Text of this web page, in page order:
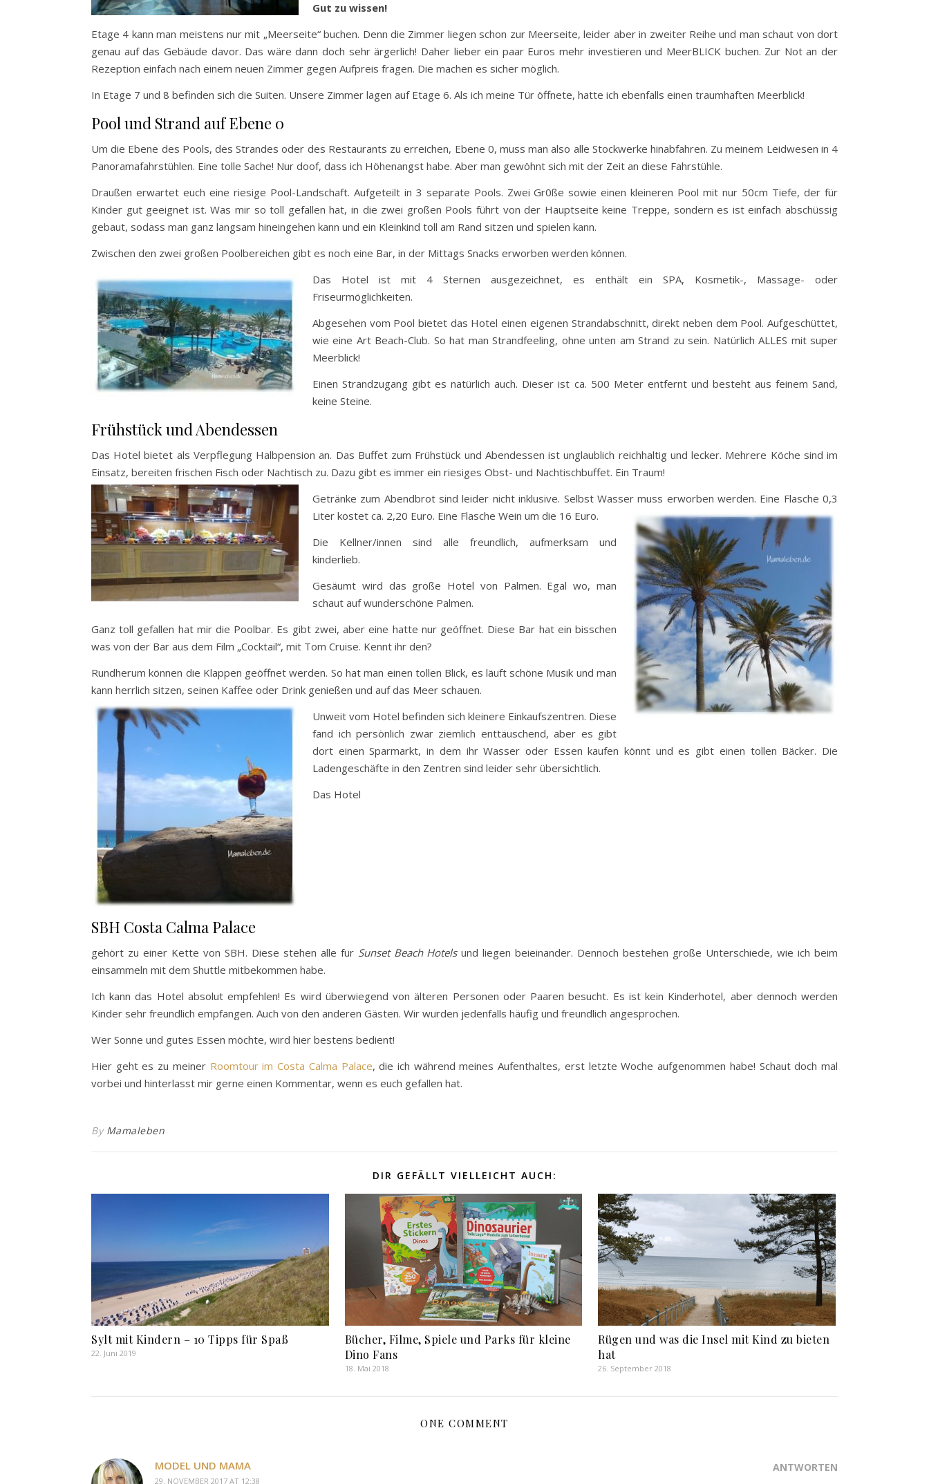
Gut zu wissen!
Etage 4 kann man meistens nur mit „Meerseite“ buchen. Denn die Zimmer liegen schon zur Meerseite, leider aber in zweiter Reihe und man schaut von dort
genau auf das Gebäude davor. Das wäre dann doch sehr ärgerlich! Daher lieber ein paar Euros mehr investieren und MeerBLICK buchen. Zur Not an der
Rezeption einfach nach einem neuen Zimmer gegen Aufpreis fragen. Die machen es sicher möglich.
In Etage 7 und 8 befinden sich die Suiten. Unsere Zimmer lagen auf Etage 6. Als ich meine Tür öffnete, hatte ich ebenfalls einen traumhaften Meerblick!
Pool und Strand auf Ebene 0
Um die Ebene des Pools, des Strandes oder des Restaurants zu erreichen, Ebene 0, muss man also alle Stockwerke hinabfahren. Zu meinem Leidwesen in 4
Panoramafahrstühlen. Eine tolle Sache! Nur doof, dass ich Höhenangst habe. Aber man gewöhnt sich mit der Zeit an diese Fahrstühle.
Draußen erwartet euch eine riesige Pool-Landschaft. Aufgeteilt in 3 separate Pools. Zwei Gr0ße sowie einen kleineren Pool mit nur 50cm Tiefe, der für
Kinder gut geeignet ist. Was mir so toll gefallen hat, in die zwei großen Pools führt von der Hauptseite keine Treppe, sondern es ist einfach abschüssig
gebaut, sodass man ganz langsam hineingehen kann und ein Kleinkind toll am Rand sitzen und spielen kann.
Zwischen den zwei großen Poolbereichen gibt es noch eine Bar, in der Mittags Snacks erworben werden können.
Das Hotel ist mit 4 Sternen ausgezeichnet, es enthält ein SPA, Kosmetik-, Massage- oder
Friseurmöglichkeiten.
Abgesehen vom Pool bietet das Hotel einen eigenen Strandabschnitt, direkt neben dem Pool. Aufgeschüttet,
wie eine Art Beach-Club. So hat man Strandfeeling, ohne unten am Strand zu sein. Natürlich ALLES mit super
Meerblick!
Einen Strandzugang gibt es natürlich auch. Dieser ist ca. 500 Meter entfernt und besteht aus feinem Sand,
keine Steine.
Frühstück und Abendessen
Das Hotel bietet als Verpflegung Halbpension an. Das Buffet zum Frühstück und Abendessen ist unglaublich reichhaltig und lecker. Mehrere Köche sind im
Einsatz, bereiten frischen Fisch oder Nachtisch zu. Dazu gibt es immer ein riesiges Obst- und Nachtischbuffet. Ein Traum!
Getränke zum Abendbrot sind leider nicht inklusive. Selbst Wasser muss erworben werden. Eine Flasche 0,3
Liter kostet ca. 2,20 Euro. Eine Flasche Wein um die 16 Euro.
Die Kellner/innen sind alle freundlich, aufmerksam und
kinderlieb.
Gesäumt wird das große Hotel von Palmen. Egal wo, man
schaut auf wunderschöne Palmen.
Ganz toll gefallen hat mir die Poolbar. Es gibt zwei, aber eine hatte nur geöffnet. Diese Bar hat ein bisschen
was von der Bar aus dem Film „Cocktail“, mit Tom Cruise. Kennt ihr den?
Rundherum können die Klappen geöffnet werden. So hat man einen tollen Blick, es läuft schöne Musik und man
kann herrlich sitzen, seinen Kaffee oder Drink genießen und auf das Meer schauen.
Unweit vom Hotel befinden sich kleinere Einkaufszentren. Diese
fand ich persönlich zwar ziemlich enttäuschend, aber es gibt
dort einen Sparmarkt, in dem ihr Wasser oder Essen kaufen könnt und es gibt einen tollen Bäcker. Die
Ladengeschäfte in den Zentren sind leider sehr übersichtlich.
Das Hotel
SBH Costa Calma Palace
gehört zu einer Kette von SBH. Diese stehen alle für Sunset Beach Hotelsund liegen beieinander. Dennoch bestehen große Unterschiede, wie ich beim
einsammeln mit dem Shuttle mitbekommen habe.
Ich kann das Hotel absolut empfehlen! Es wird überwiegend von älteren Personen oder Paaren besucht. Es ist kein Kinderhotel, aber dennoch werden
Kinder sehr freundlich empfangen. Auch von den anderen Gästen. Wir wurden jedenfalls häufig und freundlich angesprochen.
Wer Sonne und gutes Essen möchte, wird hier bestens bedient!
Hier geht es zu meiner Roomtour im Costa Calma Palace, die ich während meines Aufenthaltes, erst letzte Woche aufgenommen habe! Schaut doch mal
vorbei und hinterlasst mir gerne einen Kommentar, wenn es euch gefallen hat.
By Mamaleben
DIR GEFÄLLT VIELLEICHT AUCH:
Sylt mit Kindern – 10 Tipps für Spaß
22. Juni 2019
Bücher, Filme, Spiele und Parks für kleine
Dino Fans
18. Mai 2018
Rügen und was die Insel mit Kind zu bieten
hat
26. September 2018
ONE COMMENT
MODEL UND MAMA
29. NOVEMBER 2017 AT 12:38
ANTWORTEN